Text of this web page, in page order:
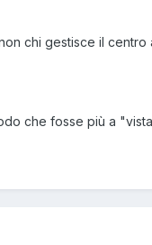
chi gestisce il
che fosse più a